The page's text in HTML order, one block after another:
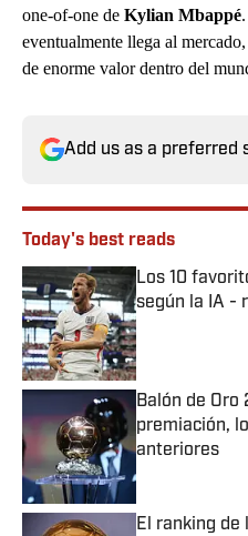
one-of-one de Kylian Mbappé
eventualmente llega al
de enorme valor dentro del
Add us as a preferred
Today's best reads
Los 10
según la IA -
Published by on
Balón de Oro
premiación,
anteriores
Published by on
El ranking de